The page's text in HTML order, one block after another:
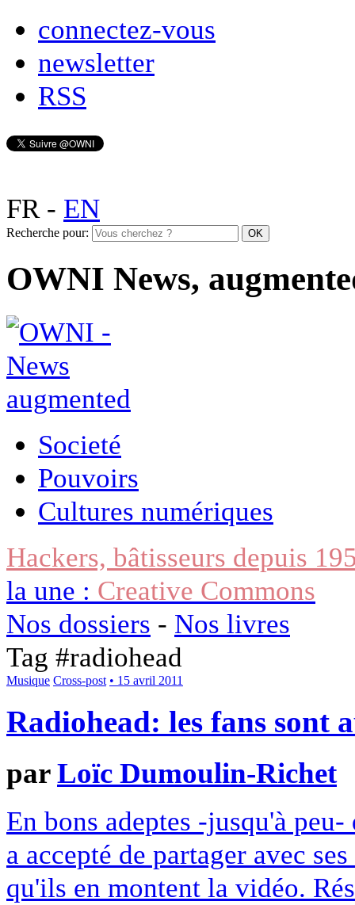
connectez-vous
newsletter
RSS
FR- EN
Recherche pour:
OWNI News,
Societé
Pouvoirs
Cultures numériques
Hackers, bâtisseurs depuis
la une : Creative Commons
Nos dossiers - Nos livres
Tag #radiohead
Musique Cross-post • 15 avril 2011
Radiohead: les fans sont
parLoïc Dumoulin-Richet
En bons adeptes -jusqu'à
a accepté de partager avec
qu'ils en montent la vidéo.